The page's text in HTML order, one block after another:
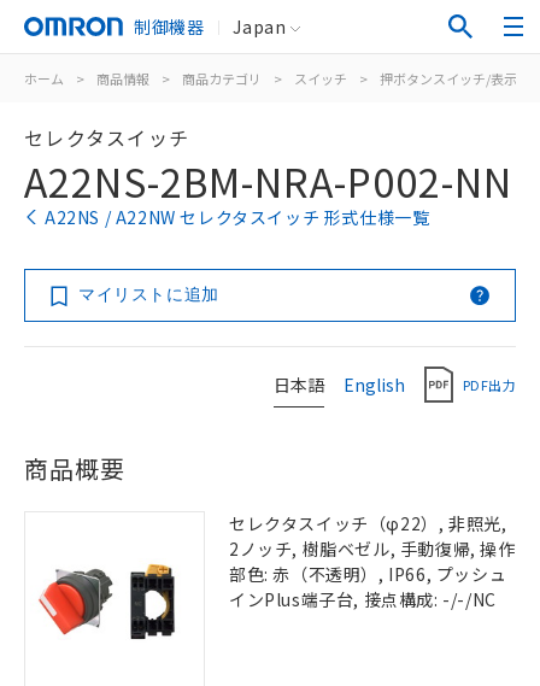
制御機器 Japan
ホーム > 商品情報 > 商品カテゴリ > スイッチ > 押ボタンスイッチ/表示灯
セレクタスイッチ
A22NS-2BM-NRA-P002-NN
A22NS / A22NW セレクタスイッチ 形式仕様一覧
マイリストに追加
日本語 English PDF出力
商品概要
セレクタスイッチ（φ22）, 非照光,
2ノッチ, 樹脂ベゼル, 手動復帰, 操作
部色: 赤（不透明）, IP66, プッシュ
インPlus端子台, 接点構成: -/-/NC